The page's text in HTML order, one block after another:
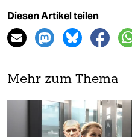
Diesen Artikel teilen
Mehr zum Thema